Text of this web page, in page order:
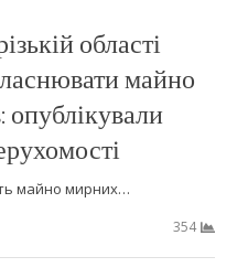
області
майно
майно мирних…
354